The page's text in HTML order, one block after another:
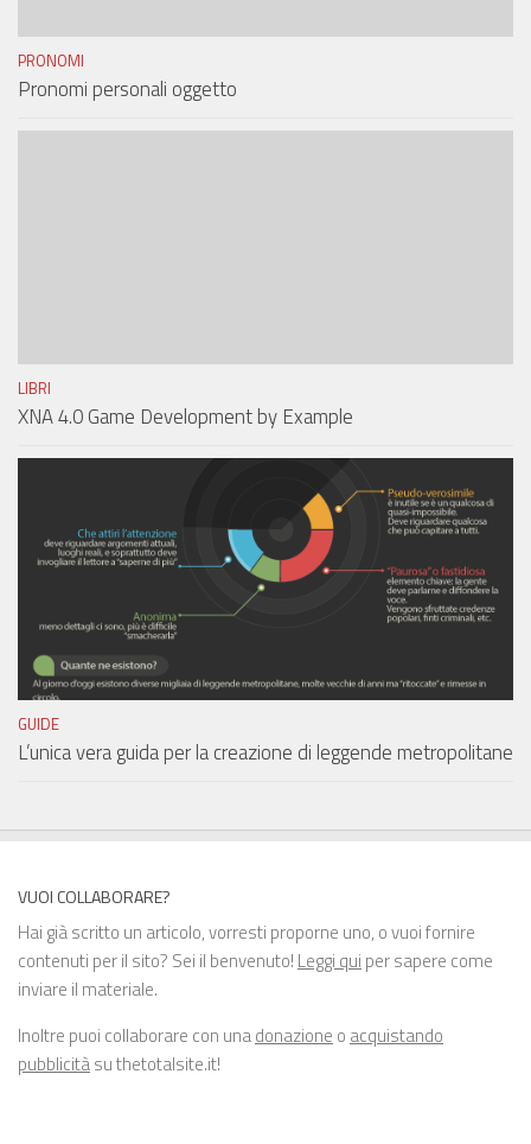
PRONOMI
Pronomi personali oggetto
LIBRI
XNA 4.0 Game Development by Example
GUIDE
L’unica vera guida per la creazione di leggende metropolitane
VUOI COLLABORARE?
Hai già scritto un articolo, vorresti proporne uno, o vuoi fornire
contenuti per il sito? Sei il benvenuto! Leggi qui per sapere come
inviare il materiale.
Inoltre puoi collaborare con unadonazione o acquistando
pubblicitàsu thetotalsite.it!